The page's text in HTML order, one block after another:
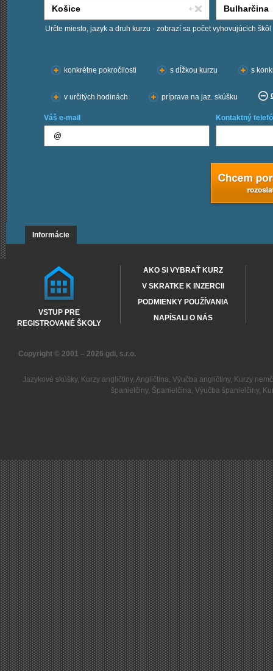
Určte miesto, jazyk a druh kurzu - zobrazí sa počet vyhovujúcich škôl
konkrétne pokročilosti
s dĺžkou kurzu s
v určitých hodinách príprava na jaz. skúšku
Váš e-mail Kontaktný
Informácie
VSTUP PRE
REGISTROVANÉ ŠKOLY
AKO SI VYBRAŤ KURZ
V SKRATKE K INZERCII
PODMIENKY POUŽÍVANIA
NAPÍSALI O NÁS
Copyright © 2001 – 2026 gdi, s.r.o.
Jazykové skúšky, Kurzy angličtiny, Angličtina, Výučba angličtiny, Kurzy
španielčiny, Španielčina, Výučba španielčiny,